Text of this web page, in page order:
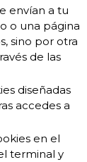
envían a tu
o una página
sino por otra
de las
diseñadas
accedes a
en el
terminal y